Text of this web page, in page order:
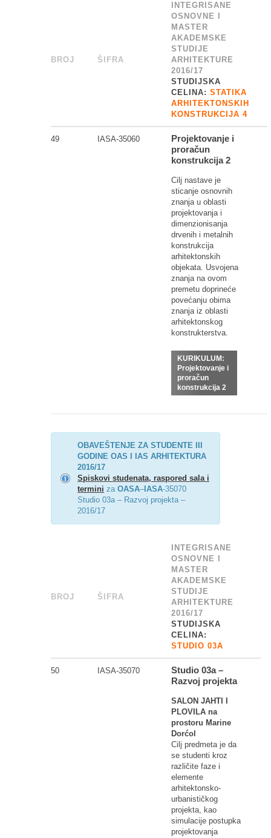
BROJ ŠIFRA
INTEGRISANE
OSNOVNE I
MASTER
AKADEMSKE
STUDIJE
ARHITEKTURE
2016/17
STUDIJSKA
CELINA: STATIKA
ARHITEKTONSKIH
KONSTRUKCIJA 4
49 IASA-35060
Projektovanje i
proračun
konstrukcija 2
Cilj nastave je
sticanje osnovnih
znanja u oblasti
projektovanja i
dimenzionisanja
drvenih i metalnih
konstrukcija
arhitektonskih
objekata. Usvojena
znanja na ovom
premetu doprineće
povećanju obima
znanja iz oblasti
arhitektonskog
konstrukterstva.
KURIKULUM:
Projektovanje i
proračun
konstrukcija 2
OBAVEŠTENJE ZA STUDENTE III
GODINE OAS I IAS ARHITEKTURA
2016/17
Spiskovi studenata, raspored sala i
termini za OASA–IASA-35070
Studio 03a – Razvoj projekta –
2016/17
BROJ ŠIFRA
INTEGRISANE
OSNOVNE I
MASTER
AKADEMSKE
STUDIJE
ARHITEKTURE
2016/17
STUDIJSKA
CELINA:
STUDIO 03A
50 IASA-35070
Studio 03a –
Razvoj projekta
SALON JAHTI I
PLOVILA na
prostoru Marine
Dorćol
Cilj predmeta je da
se studenti kroz
različite faze i
elemente
arhitektonsko-
urbanističkog
projekta, kao
simulacije postupka
projektovanja